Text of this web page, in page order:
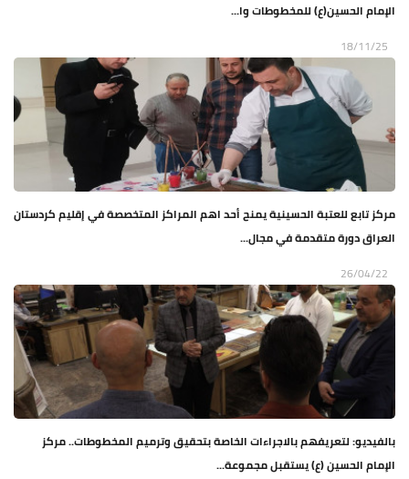
الإمام الحسين(ع) للمخطوطات وا...
18/11/25
مركز تابع للعتبة الحسينية يمنح أحد اهم المراكز المتخصصة في إقليم كردستان
العراق دورة متقدمة في مجال...
26/04/22
بالفيديو: لتعريفهم بالاجراءات الخاصة بتحقيق وترميم المخطوطات.. مركز
الإمام الحسين (ع) يستقبل مجموعة...